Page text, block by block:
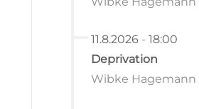
11.8.2026 - 18:00
Deprivation
Wibke Hagemann